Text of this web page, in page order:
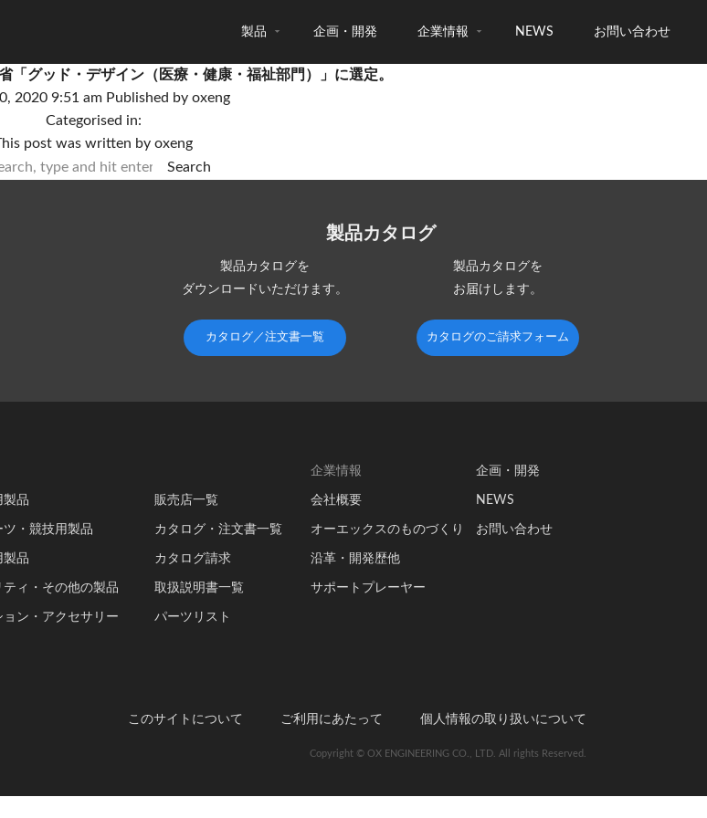
製品 企画・開発 企業情報 NEWS お問い合わせ
「グッド・デザイン（医療・健康・福祉部門）」に選定。
2020 9:51 am Published by oxeng
Categorised in:
post was written by oxeng
Search
製品カタログ
製品カタログを
ダウンロードいただけます。
カタログ／注文書一覧
製品カタログを
お届けします。
カタログのご請求フォーム
製品
ツ・競技用製品
製品
ティ・その他の製品
ョン・アクセサリー
販売店一覧
カタログ・注文書一覧
カタログ請求
取扱説明書一覧
パーツリスト
企業情報
会社概要
オーエックスのものづくり
沿革・開発歴他
サポートプレーヤー
企画・開発
NEWS
お問い合わせ
このサイトについて ご利用にあたって 個人情報の取り扱いについて
Copyright © OX ENGINEERING CO., LTD. All rights Reserved.